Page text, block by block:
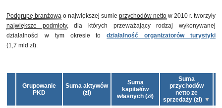
Podgrupę branżową o największej sumie przychodów netto w 2010 r. tworzyły
największe podmioty, dla których przeważający rodzaj wykonywanej
działalności w tym okresie todziałalność organizatorów turystyki
(1,7 mld zł).
Grupowanie
PKD
Suma aktywów
(zł)
Suma
kapitałów
własnych (zł)
Suma
przychodów
netto ze
sprzedaży (zł)